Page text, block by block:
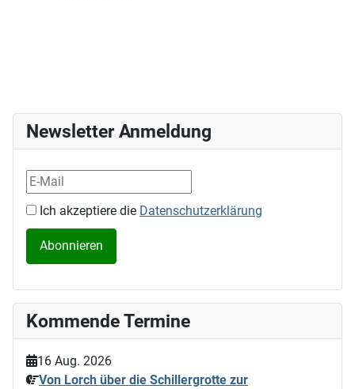
Newsletter Anmeldung
Ich akzeptiere die Datenschutzerklärung
Kommende Termine
16 Aug. 2026
Von Lorch über die Schillergrotte zur